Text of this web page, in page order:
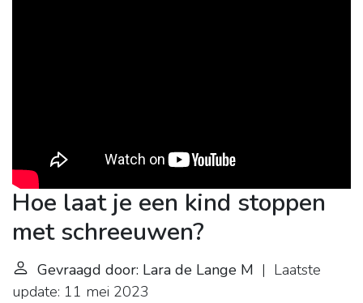
Hoe laat je een kind stoppen
met schreeuwen?
Gevraagd door: Lara de Lange M | Laatste
update: 11 mei 2023